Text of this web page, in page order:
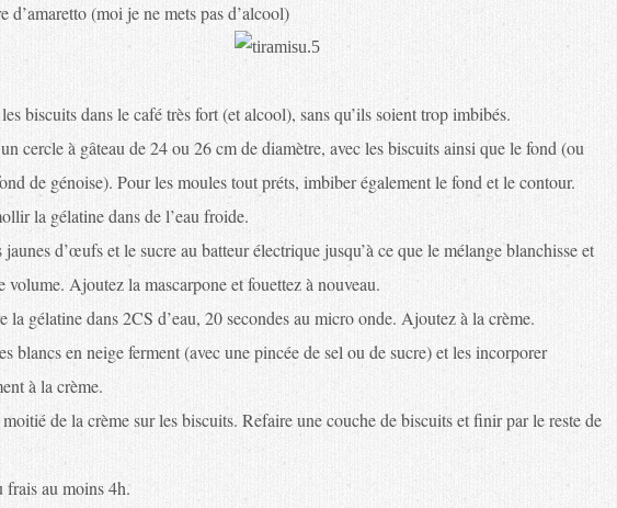
d’amaretto (moi je ne mets pas d’alcool)
biscuits dans le café très fort (et alcool), sans qu’ils soient trop imbibés.
cercle à gâteau de 24 ou 26 cm de diamètre, avec les biscuits ainsi que le fond (ou
de génoise). Pour les moules tout préts, imbiber également le fond et le contour.
la gélatine dans de l’eau froide.
jaunes d’œufs et le sucre au batteur électrique jusqu’à ce que le mélange blanchisse et
volume. Ajoutez la mascarpone et fouettez à nouveau.
la gélatine dans 2CS d’eau, 20 secondes au micro onde. Ajoutez à la crème.
blancs en neige ferment (avec une pincée de sel ou de sucre) et les incorporer
à la crème.
de la crème sur les biscuits. Refaire une couche de biscuits et finir par le reste de
frais au moins 4h.